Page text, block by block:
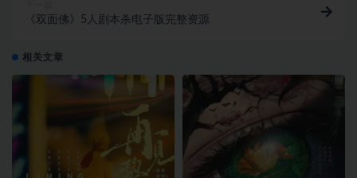
《双面佛》5人剧本杀电子版完整资源
相关文章